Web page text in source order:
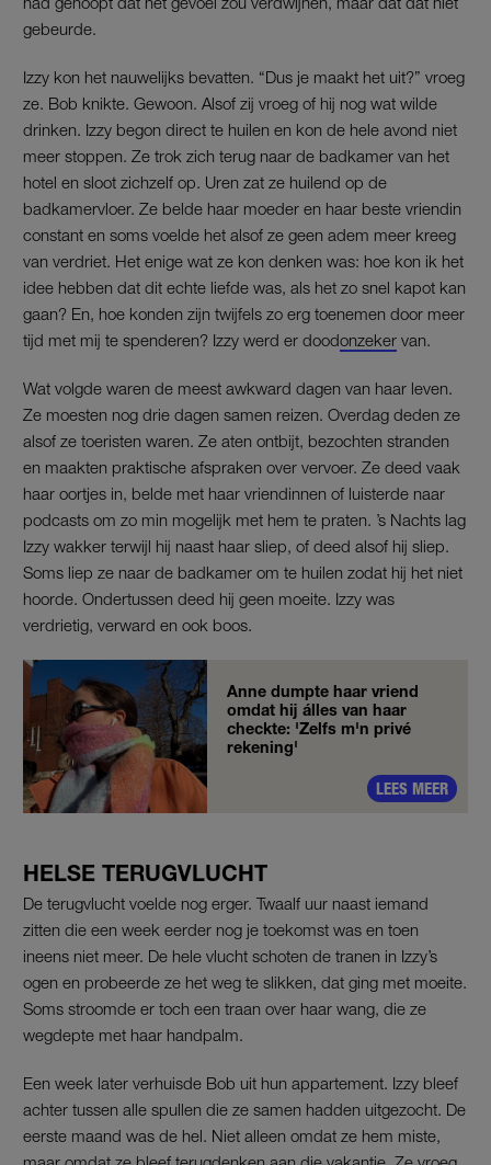
gebeurde.
Izzy kon het nauwelijks bevatten. “Dus je maakt het uit?” vroeg
ze. Bob knikte. Gewoon. Alsof zij vroeg of hij nog wat wilde
drinken. Izzy begon direct te huilen en kon de hele avond niet
meer stoppen. Ze trok zich terug naar de badkamer van het
hotel en sloot zichzelf op. Uren zat ze huilend op de
badkamervloer. Ze belde haar moeder en haar beste vriendin
constant en soms voelde het alsof ze geen adem meer kreeg
van verdriet. Het enige wat ze kon denken was: hoe kon ik het
idee hebben dat dit echte liefde was, als het zo snel kapot kan
gaan? En, hoe konden zijn twijfels zo erg toenemen door meer
tijd met mij te spenderen? Izzy werd er doodonzeker van.
Wat volgde waren de meest awkward dagen van haar leven.
Ze moesten nog drie dagen samen reizen. Overdag deden ze
alsof ze toeristen waren. Ze aten ontbijt, bezochten stranden
en maakten praktische afspraken over vervoer. Ze deed vaak
haar oortjes in, belde met haar vriendinnen of luisterde naar
podcasts om zo min mogelijk met hem te praten. ’s Nachts lag
Izzy wakker terwijl hij naast haar sliep, of deed alsof hij sliep.
Soms liep ze naar de badkamer om te huilen zodat hij het niet
hoorde. Ondertussen deed hij geen moeite. Izzy was
verdrietig, verward en ook boos.
Anne dumpte haar vriend
omdat hij álles van haar
checkte: 'Zelfs m'n privé
rekening'
LEES MEER
HELSE TERUGVLUCHT
De terugvlucht voelde nog erger. Twaalf uur naast iemand
zitten die een week eerder nog je toekomst was en toen
ineens niet meer. De hele vlucht schoten de tranen in Izzy’s
ogen en probeerde ze het weg te slikken, dat ging met moeite.
Soms stroomde er toch een traan over haar wang, die ze
wegdepte met haar handpalm.
Een week later verhuisde Bob uit hun appartement. Izzy bleef
achter tussen alle spullen die ze samen hadden uitgezocht. De
eerste maand was de hel. Niet alleen omdat ze hem miste,